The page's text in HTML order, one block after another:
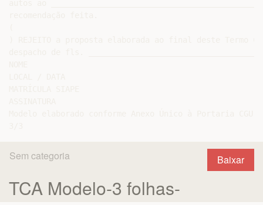
Baixar
Sem categoria
TCA Modelo-3 folhas-